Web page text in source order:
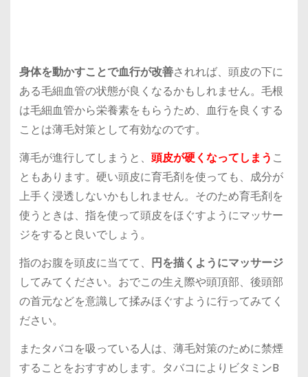
身体を動かすことで血行が改善されれば、頭皮の下に
ある毛細血管の状態が良くなるかもしれません。毛根
は毛細血管から栄養素をもらうため、血行を良くする
ことは薄毛対策として有効なのです。
薄毛が進行してしまうと、 頭皮が硬くなってしまう こ
ともあります。硬い頭皮に育毛剤を使っても、成分が
上手く浸透しないかもしれません。そのため育毛剤を
使うときは、指を使って頭皮をほぐすようにマッサー
ジをすると良いでしょう。
指のお腹を頭皮に当てて、 円を描くようにマッサージ
してみてください。おでこの生え際や頭頂部、後頭部
の首元などを意識して揉みほぐすように行ってみてく
ださい。
またタバコを吸っている人は、 薄毛対策のために禁煙
することをおすすめします。タバコによりビタミンB